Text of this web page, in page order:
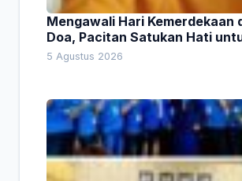
Mengawali Hari Kemerdekaan
Doa, Pacitan Satukan Hati
Indonesia
5 Agustus 2026